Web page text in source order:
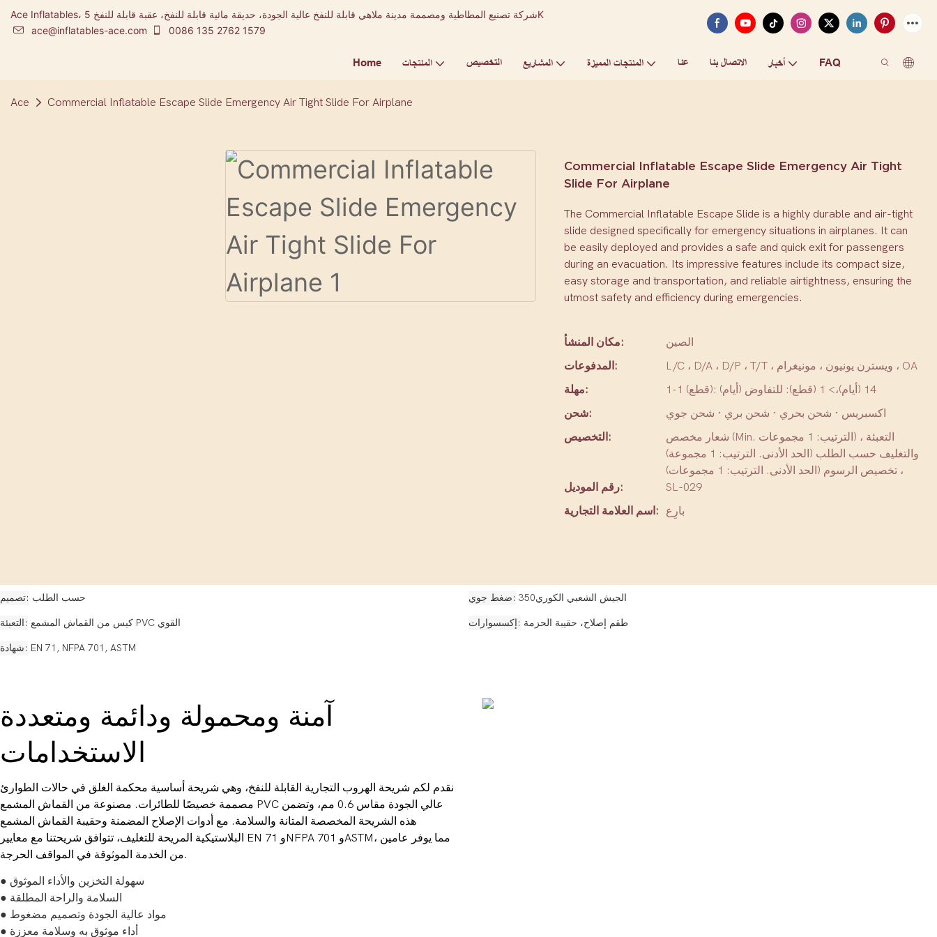
Ace Inflatables، شركة تصنيع المطاطية ومصممة مدينة ملاهي قابلة للنفخ عالية الجودة، حديقة مائية قابلة للنفخ، عقبة قابلة للنفخ 5K
ace@inflatables-ace.com
0086 135 2762 1579
Home المنتجات التخصيص المشاريع المنتجات المميزة عنا الاتصال بنا أخبار FAQ
Ace Commercial Inflatable Escape Slide Emergency Air Tight Slide For Airplane
Commercial Inflatable Escape Slide Emergency Air Tight
Slide For Airplane
The Commercial Inflatable Escape Slide is a highly durable and air-tight
slide designed specifically for emergency situations in airplanes. It can
be easily deployed and provides a safe and quick exit for passengers
during an evacuation. Its impressive features include its compact size,
easy storage and transportation, and reliable airtightness, ensuring the
utmost safety and efficiency during emergencies.
مكان المنشأ:
الصين
المدفوعات:
L/C ، D/A ، D/P ، T/T ، ويسترن يونيون ، مونيغرام ، OA
مهلة:
1-1 (قطع): 14 (أيام)،> 1 (قطع): للتفاوض (أيام)
شحن:
اكسبريس · شحن بحري · شحن بري · شحن جوي
التخصيص:
شعار مخصص (Min. الترتيب: 1 مجموعات) ، التعبئة
والتغليف حسب الطلب (الحد الأدنى. الترتيب: 1 مجموعة)
، تخصيص الرسوم (الحد الأدنى. الترتيب: 1 مجموعات)
رقم الموديل:
SL-029
اسم العلامة التجارية:
بارِع
تصميم حسب الطلب ضغط جوي الجيش الشعبي الكوري350
التعبئة كيس من القماش المشمع PVC القوي إكسسوارات طقم إصلاح، حقيبة الحزمة
شهادة EN 71, NFPA 701, ASTM
آمنة ومحمولة ودائمة ومتعددة
نقدم لكم شريحة الهروب التجارية القابلة للنفخ، وهي شريحة أساسية محكمة الغلق في حالات الطوارئ
مصممة خصيصًا للطائرات. مصنوعة من القماش المشمع PVC عالي الجودة مقاس 0.6 مم، وتضمن
هذه الشريحة المخصصة المتانة والسلامة. مع أدوات الإصلاح المضمنة وحقيبة القماش المشمع
البلاستيكية المريحة للتغليف، تتوافق شريحتنا مع معايير EN 71 وNFPA 701 وASTM، مما يوفر عامين
من الخدمة الموثوقة في المواقف الحرجة.
● سهولة التخزين والأداء الموثوق
● السلامة والراحة المطلقة
● مواد عالية الجودة وتصميم مضغوط
● أداء موثوق به وسلامة معززة